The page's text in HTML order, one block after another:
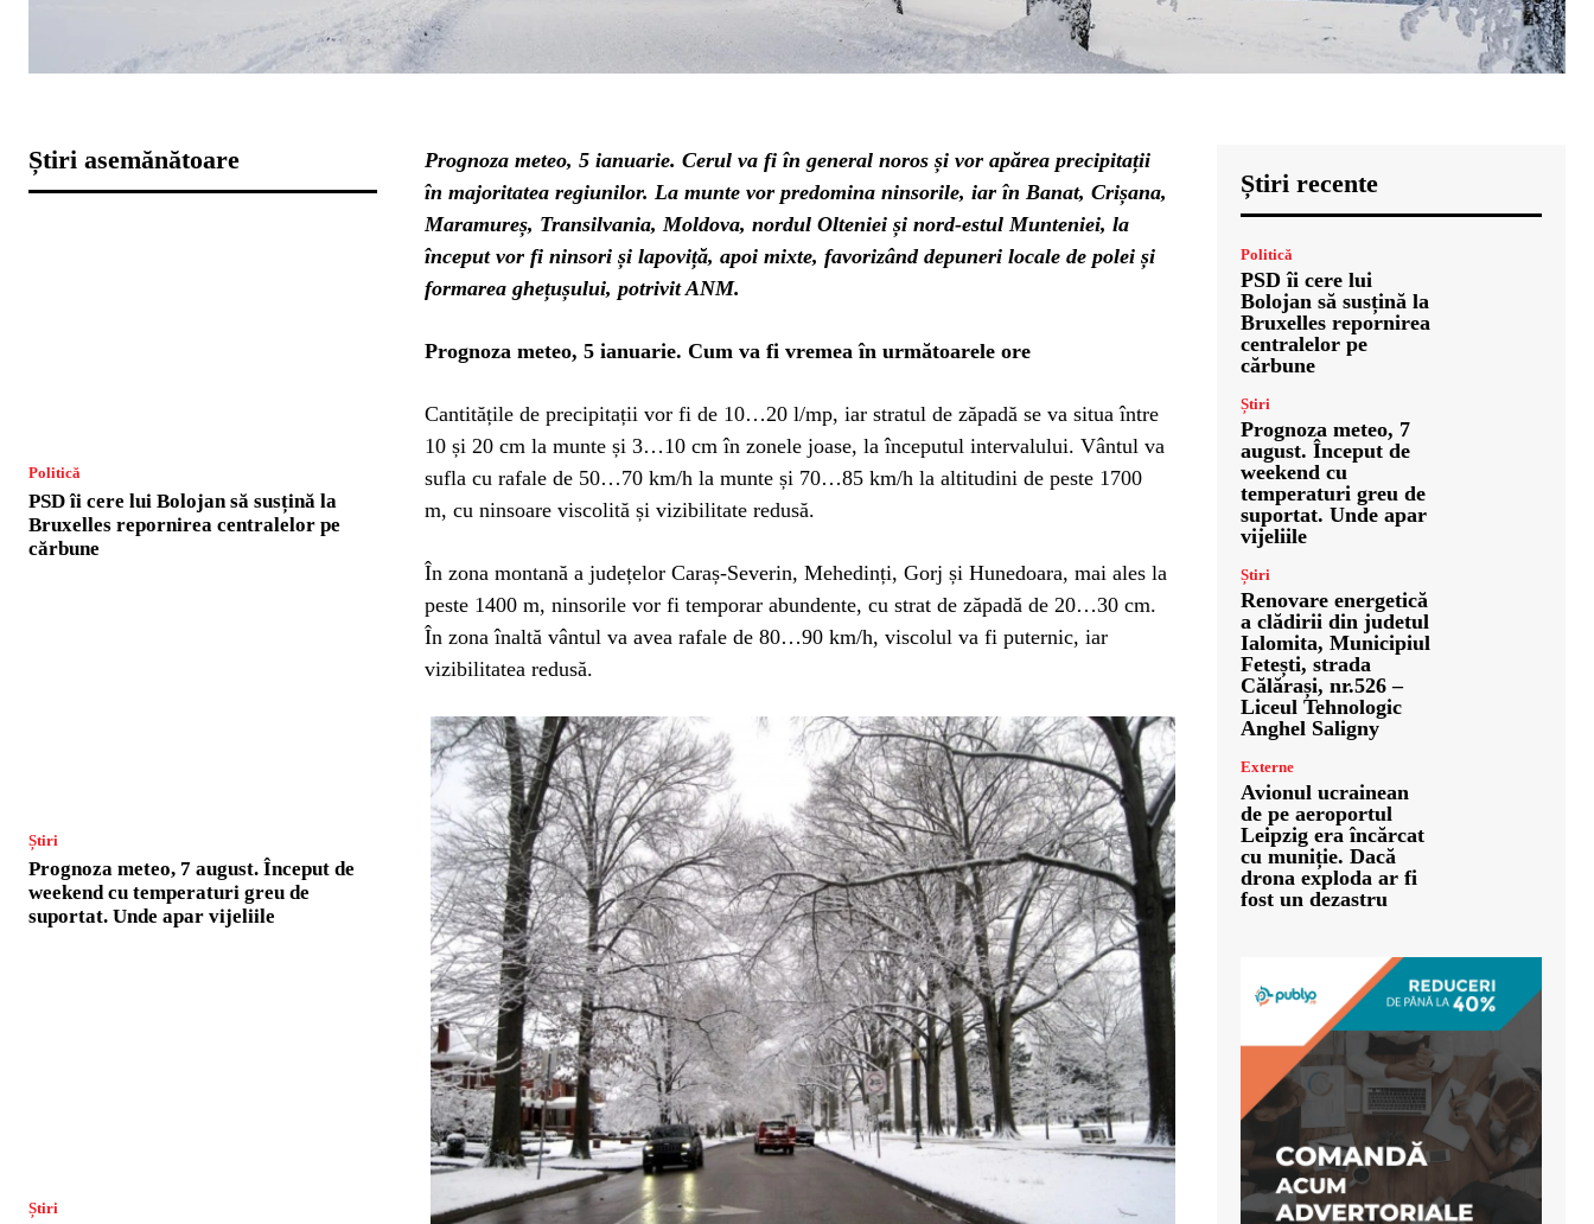
Știri asemănătoare
Politică
PSD îi cere lui Bolojan să susțină la
Bruxelles repornirea centralelor pe
cărbune
Știri
Prognoza meteo, 7 august. Început de
weekend cu temperaturi greu de
suportat. Unde apar vijeliile
Știri
Prognoza meteo, 5 ianuarie. Cerul va fi în general noros și vor apărea precipitații
în majoritatea regiunilor. La munte vor predomina ninsorile, iar în Banat, Crișana,
Maramureș, Transilvania, Moldova, nordul Olteniei și nord-estul Munteniei, la
început vor fi ninsori și lapoviță, apoi mixte, favorizând depuneri locale de polei și
formarea ghețușului, potrivit ANM.
Prognoza meteo, 5 ianuarie. Cum va fi vremea în următoarele ore
Cantitățile de precipitații vor fi de 10…20 l/mp, iar stratul de zăpadă se va situa între
10 și 20 cm la munte și 3…10 cm în zonele joase, la începutul intervalului. Vântul va
sufla cu rafale de 50…70 km/h la munte și 70…85 km/h la altitudini de peste 1700
m, cu ninsoare viscolită și vizibilitate redusă.
În zona montană a județelor Caraș-Severin, Mehedinți, Gorj și Hunedoara, mai ales la
peste 1400 m, ninsorile vor fi temporar abundente, cu strat de zăpadă de 20…30 cm.
În zona înaltă vântul va avea rafale de 80…90 km/h, viscolul va fi puternic, iar
vizibilitatea redusă.
Știri recente
Politică
PSD îi cere lui
Bolojan să susțină la
Bruxelles repornirea
centralelor pe
cărbune
Știri
Prognoza meteo, 7
august. Început de
weekend cu
temperaturi greu de
suportat. Unde apar
vijeliile
Știri
Renovare energetică
a clădirii din judetul
Ialomita, Municipiul
Fetești, strada
Călărași, nr.526 –
Liceul Tehnologic
Anghel Saligny
Externe
Avionul ucrainean
de pe aeroportul
Leipzig era încărcat
cu muniție. Dacă
drona exploda ar fi
fost un dezastru